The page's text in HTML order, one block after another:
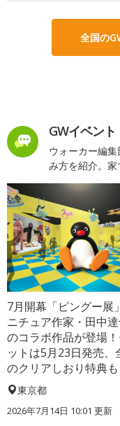
全国の
GWイベント
ウォーカー編
み方を紹介。家
7月開幕「ピングー展
ニチュア作家・田中達
のコラボ作品が登場
ットは5月23日発売、
のクリアしおり特典も
東京都
2026年7月14日 10:01 更新